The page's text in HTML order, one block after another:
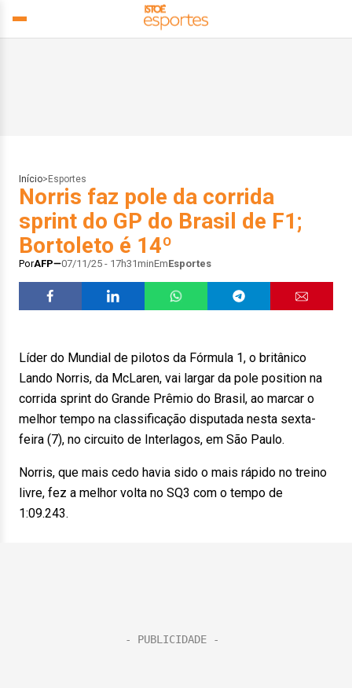
Início> Esportes
Norris faz pole da corrida
sprint do GP do Brasil de F1;
Bortoleto é 14º
PorAFP 07/11/25 - 17h31minEmEsportes
Líder do Mundial de pilotos da Fórmula 1, o britânico
Lando Norris, da McLaren, vai largar da pole position na
corrida sprint do Grande Prêmio do Brasil, ao marcar o
melhor tempo na classificação disputada nesta sexta-
feira (7), no circuito de Interlagos, em São Paulo.
Norris, que mais cedo havia sido o mais rápido no treino
livre, fez a melhor volta no SQ3 com o tempo de
1:09.243.